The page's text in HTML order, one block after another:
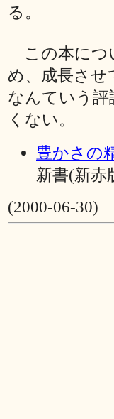
る。
この本につ
め、成長させ
なんていう
くない。
豊かさの
新書(新赤
(2000-06-30)